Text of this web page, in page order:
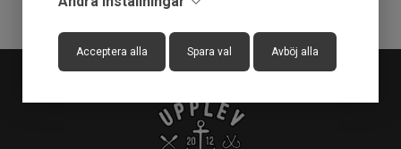
Acceptera alla Spara val Avböj alla